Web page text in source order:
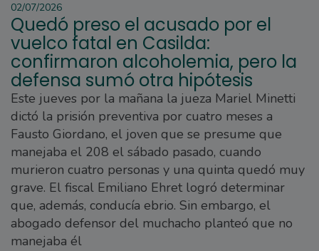
02/07/2026
Quedó preso el acusado por el
vuelco fatal en Casilda:
confirmaron alcoholemia, pero la
defensa sumó otra hipótesis
Este jueves por la mañana la jueza Mariel Minetti
dictó la prisión preventiva por cuatro meses a
Fausto Giordano, el joven que se presume que
manejaba el 208 el sábado pasado, cuando
murieron cuatro personas y una quinta quedó muy
grave. El fiscal Emiliano Ehret logró determinar
que, además, conducía ebrio. Sin embargo, el
abogado defensor del muchacho planteó que no
manejaba él